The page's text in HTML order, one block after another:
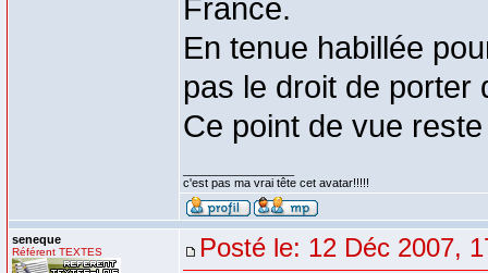
France.
En tenue habillée
pas le droit de porter
Ce point de vue
c'est pas ma vrai tête cet avatar!!!!!
seneque
Référent TEXTES Posté le: 12 Déc 2007,